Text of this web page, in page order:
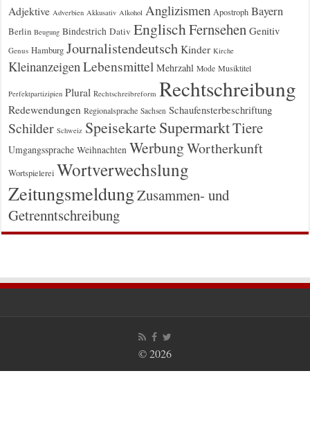
Adjektive Adverbien Akkusativ Alkohol Anglizismen Apostroph Bayern
Berlin Beugung Bindestrich Dativ EnglischFernsehen Genitiv
Genus Hamburg Journalistendeutsch Kinder Kirche
Kleinanzeigen Lebensmittel Mehrzahl Mode Musiktitel
Perfektpartizipien Plural Rechtschreibreform Rechtschreibung
Redewendungen Regionalsprache Sachsen Schaufensterbeschriftung
Schilder Schweiz Speisekarte SupermarktTiere
Umgangssprache Weihnachten WerbungWortherkunft
Wortspielerei Wortverwechslung
ZeitungsmeldungZusammen- und
Getrenntschreibung
© 2026